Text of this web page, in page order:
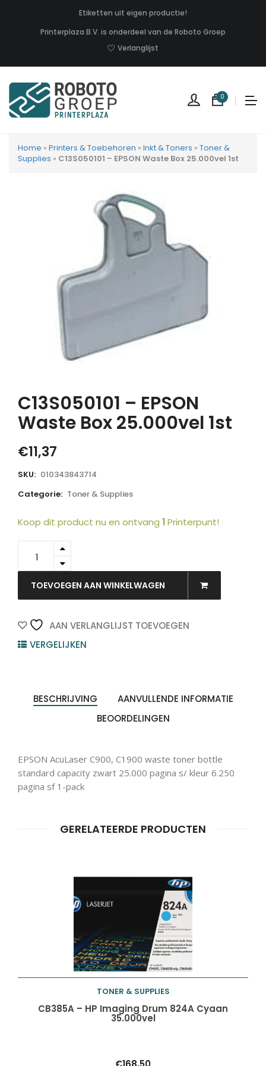
Etiketten uit eigen productie!
Printerplaza B.V. is onderdeel van de Roboto Groep
Verlanglijst
0
Home » Printers & Toebehoren » Inkt & Toners » Toner &
Supplies » C13S050101 – EPSON Waste Box 25.000vel 1st
C13S050101 – EPSON
Waste Box 25.000vel 1st
€11,37
SKU: 010343843714
Categorie: Toner & Supplies
Koop dit product nu en ontvang 1Printerpunt!
C13S050101
EPSON
Waste
Box
1st
quantity
TOEVOEGEN AAN WINKELWAGEN
AAN VERLANGLIJST TOEVOEGEN
VERGELIJKEN
BESCHRIJVING
AANVULLENDE INFORMATIE
BEOORDELINGEN
EPSON AcuLaser C900, C1900 waste toner bottle
standard capacity zwart 25.000 pagina s/ kleur 6.250
pagina sf 1-pack
GERELATEERDE PRODUCTEN
Toevoegen aan
TONER & SUPPLIES
CB385A – HP Imaging Drum 824A Cyaan
35.000vel
zoeken ZOEKEN